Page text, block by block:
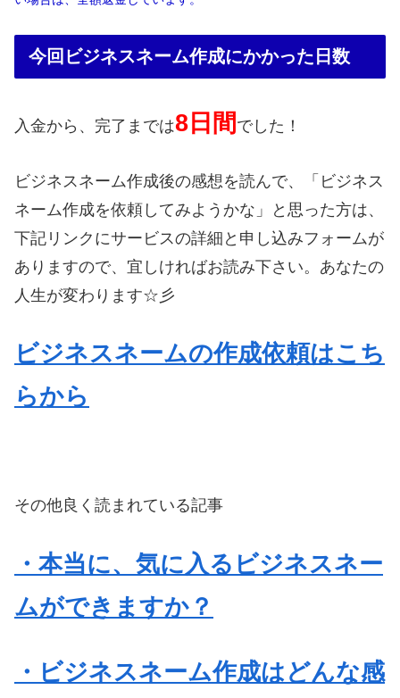
今回ビジネスネーム作成にかかった日数
入金から、完了までは8日間 でした！
ビジネスネーム作成後の感想を読んで、「ビジネス
ネーム作成を依頼してみようかな」と思った方は、
下記リンクにサービスの詳細と申し込みフォームが
ありますので、宜しければお読み下さい。あなたの
人生が変わります☆彡
ビジネスネームの作成依頼はこち
らから
その他良く読まれている記事
・本当に、気に入るビジネスネー
ムができますか？
・ビジネスネーム作成はどんな感